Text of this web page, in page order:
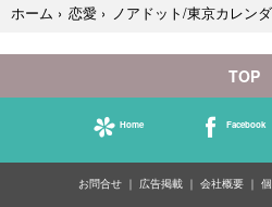
ホーム › 恋愛 › ノアドット/東京カレン
TOP
Home Facebook
お問合せ 広告掲載 会社概要